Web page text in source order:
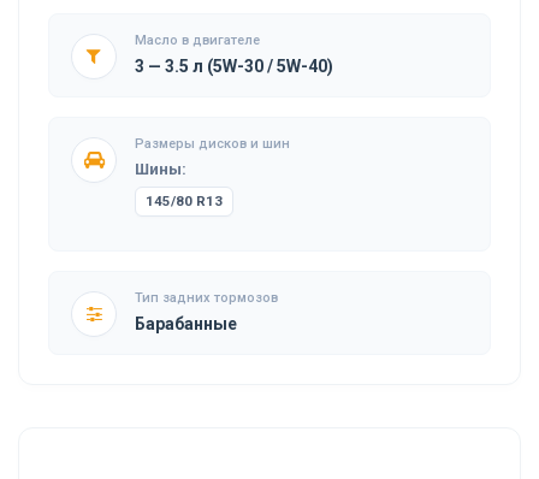
Масло в двигателе
3 — 3.5 л (5W-30 / 5W-40)
Размеры дисков и шин
Шины:
145/80 R13
Тип задних тормозов
Барабанные